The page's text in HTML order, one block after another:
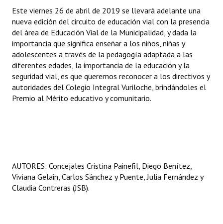
Este viernes 26 de abril de 2019 se llevará adelante una
nueva edición del circuito de educación vial con la presencia
del área de Educación Vial de la Municipalidad, y dada la
importancia que significa enseñar a los niños, niñas y
adolescentes a través de la pedagogía adaptada a las
diferentes edades, la importancia de la educación y la
seguridad vial, es que queremos reconocer a los directivos y
autoridades del Colegio Integral Vuriloche, brindándoles el
Premio al Mérito educativo y comunitario.
AUTORES: Concejales Cristina Painefil, Diego Benítez,
Viviana Gelain, Carlos Sánchez y Puente, Julia Fernández y
Claudia Contreras (JSB).